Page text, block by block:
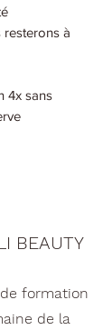
à
4x sans
BEAUTY
formation
de la